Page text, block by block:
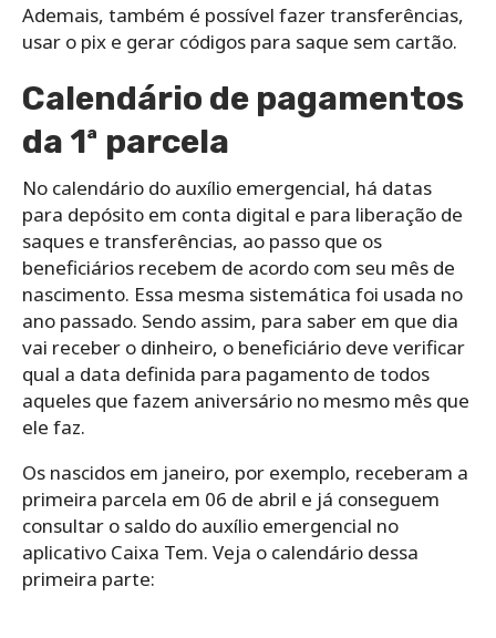
Ademais, também é possível fazer transferências,
usar o pix e gerar códigos para saque sem cartão.
Calendário de pagamentos
da 1ª parcela
No calendário do auxílio emergencial, há datas
para depósito em conta digital e para liberação de
saques e transferências, ao passo que os
beneficiários recebem de acordo com seu mês de
nascimento. Essa mesma sistemática foi usada no
ano passado. Sendo assim, para saber em que dia
vai receber o dinheiro, o beneficiário deve verificar
qual a data definida para pagamento de todos
aqueles que fazem aniversário no mesmo mês que
ele faz.
Os nascidos em janeiro, por exemplo, receberam a
primeira parcela em 06 de abril e já conseguem
consultar o saldo do auxílio emergencial no
aplicativo Caixa Tem. Veja o calendário dessa
primeira parte: